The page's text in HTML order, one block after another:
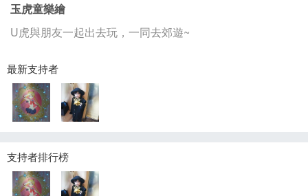
玉虎童樂繪
U虎與朋友一起出去玩，一同去郊遊~
最新支持者
支持者排行榜